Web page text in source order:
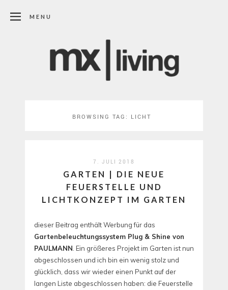
MENU
BROWSING TAG: LICHT
7. JULI 2018
GARTEN | DIE NEUE
FEUERSTELLE UND
LICHTKONZEPT IM GARTEN
dieser Beitrag enthält Werbung für das
Gartenbeleuchtungssystem Plug & Shine von
PAULMANN . Ein größeres Projekt im Garten ist nun
abgeschlossen und ich bin ein wenig stolz und
glücklich, dass wir wieder einen Punkt auf der
langen Liste abgeschlossen haben: die Feuerstelle